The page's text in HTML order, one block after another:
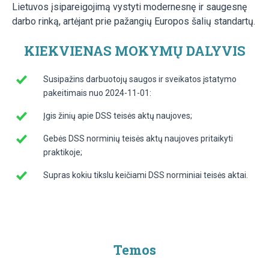
Lietuvos įsipareigojimą vystyti modernesnę ir saugesnę
darbo rinką, artėjant prie pažangių Europos šalių standartų.
KIEKVIENAS MOKYMŲ DALYVIS
Susipažins darbuotojų saugos ir sveikatos įstatymo
pakeitimais nuo 2024-11-01:
Įgis žinių apie DSS teisės aktų naujoves;
Gebės DSS norminių teisės aktų naujoves pritaikyti
praktikoje;
Supras kokiu tikslu keičiami DSS norminiai teisės aktai.
Temos